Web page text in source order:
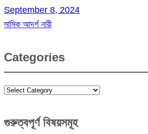
September 8, 2024
মাসিক আদর্শ নারী
Categories
Categories
গুরুত্বপূর্ণ বিষয়সমূহ